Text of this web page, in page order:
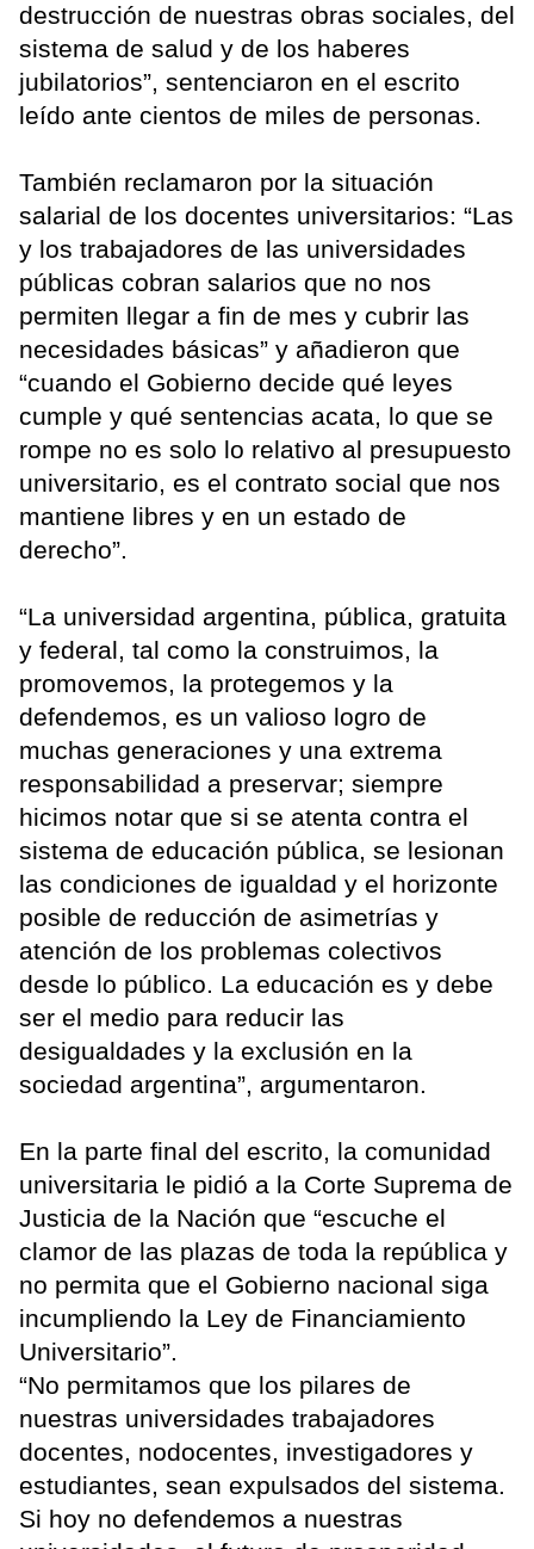
destrucción de nuestras obras sociales, del
sistema de salud y de los haberes
jubilatorios”, sentenciaron en el escrito
leído ante cientos de miles de personas.
También reclamaron por la situación
salarial de los docentes universitarios: “Las
y los trabajadores de las universidades
públicas cobran salarios que no nos
permiten llegar a fin de mes y cubrir las
necesidades básicas” y añadieron que
“cuando el Gobierno decide qué leyes
cumple y qué sentencias acata, lo que se
rompe no es solo lo relativo al presupuesto
universitario, es el contrato social que nos
mantiene libres y en un estado de
derecho”.
“La universidad argentina, pública, gratuita
y federal, tal como la construimos, la
promovemos, la protegemos y la
defendemos, es un valioso logro de
muchas generaciones y una extrema
responsabilidad a preservar; siempre
hicimos notar que si se atenta contra el
sistema de educación pública, se lesionan
las condiciones de igualdad y el horizonte
posible de reducción de asimetrías y
atención de los problemas colectivos
desde lo público. La educación es y debe
ser el medio para reducir las
desigualdades y la exclusión en la
sociedad argentina”, argumentaron.
En la parte final del escrito, la comunidad
universitaria le pidió a la Corte Suprema de
Justicia de la Nación que “escuche el
clamor de las plazas de toda la república y
no permita que el Gobierno nacional siga
incumpliendo la Ley de Financiamiento
Universitario”.
“No permitamos que los pilares de
nuestras universidades trabajadores
docentes, nodocentes, investigadores y
estudiantes, sean expulsados del sistema.
Si hoy no defendemos a nuestras